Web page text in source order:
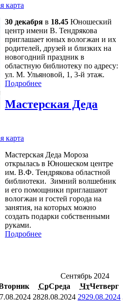
карта
30 декабря в 18.45 Юношеский
центр имени В. Тендрякова
приглашает юных вологжан и их
родителей, друзей и близких на
новогодний праздник в
областную библиотеку по адресу:
ул. М. Ульяновой, 1, 3-й этаж.
Подробнее
Мастерская Деда
карта
Мастерская Деда Мороза
открылась в Юношеском центре
им. В.Ф. Тендрякова областной
библиотеки. Зимний волшебник
и его помощники приглашают
вологжан и гостей города на
занятия, на которых можно
создать подарки собственными
руками.
Подробнее
Сентябрь 2024
СрСреда ЧтЧетверг
2828.08.2024 2929.08.2024